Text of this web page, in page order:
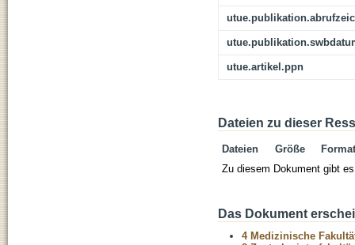
utue.artikel.ppn
Dateien zu dieser
Dateien Größe
Format
Zu diesem Dokument gibt
Das Dokument
4 Medizinische